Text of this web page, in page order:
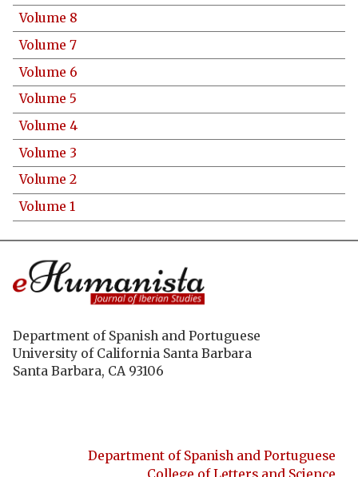
Volume 8
Volume 7
Volume 6
Volume 5
Volume 4
Volume 3
Volume 2
Volume 1
Department of Spanish and Portuguese
University of California Santa Barbara
Santa Barbara, CA 93106
Department of Spanish and Portuguese